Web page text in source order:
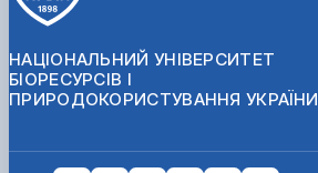
НАЦІОНАЛЬНИЙ УНІВЕРСИТЕТ
БІОРЕСУРСІВ І
ПРИРОДОКОРИСТУВАННЯ УКРАЇНИ